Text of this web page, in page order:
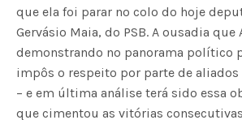
que ela foi parar no colo do hoje
Gervásio Maia, do PSB. A ousadia que
demonstrando no panorama político
impôs o respeito por parte de aliados
– e em última análise terá sido essa
que cimentou as vitórias